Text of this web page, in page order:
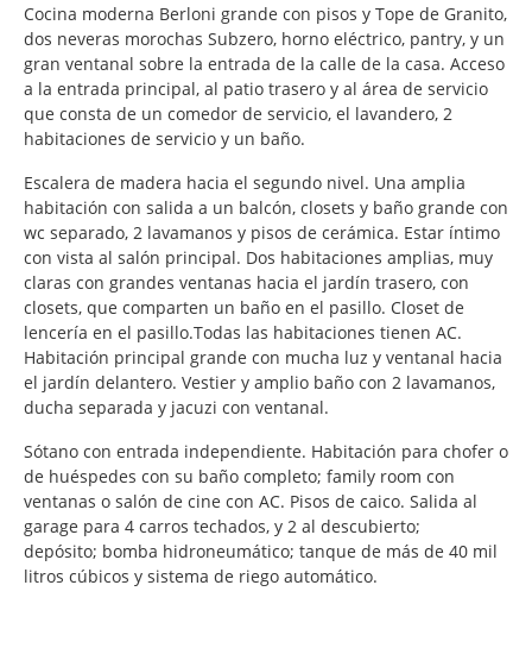
Cocina moderna Berloni grande con pisos y Tope de Granito,
dos neveras morochas Subzero, horno eléctrico, pantry, y un
gran ventanal sobre la entrada de la calle de la casa. Acceso
a la entrada principal, al patio trasero y al área de servicio
que consta de un comedor de servicio, el lavandero, 2
habitaciones de servicio y un baño.
Escalera de madera hacia el segundo nivel. Una amplia
habitación con salida a un balcón, closets y baño grande con
wc separado, 2 lavamanos y pisos de cerámica. Estar íntimo
con vista al salón principal. Dos habitaciones amplias, muy
claras con grandes ventanas hacia el jardín trasero, con
closets, que comparten un baño en el pasillo. Closet de
lencería en el pasillo.Todas las habitaciones tienen AC.
Habitación principal grande con mucha luz y ventanal hacia
el jardín delantero. Vestier y amplio baño con 2 lavamanos,
ducha separada y jacuzi con ventanal.
Sótano con entrada independiente. Habitación para chofer o
de huéspedes con su baño completo; family room con
ventanas o salón de cine con AC. Pisos de caico. Salida al
garage para 4 carros techados, y 2 al descubierto;
depósito; bomba hidroneumático; tanque de más de 40 mil
litros cúbicos y sistema de riego automático.